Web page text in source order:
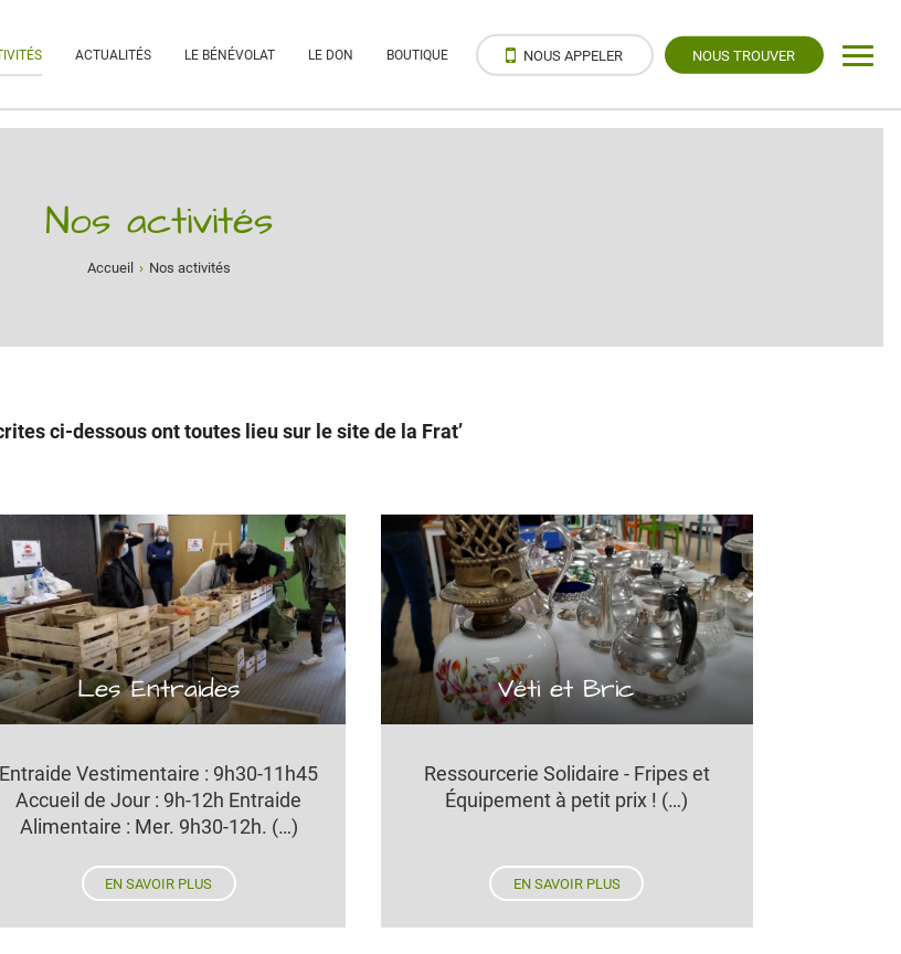
ACTUALITÉS LE BÉNÉVOLAT LE DON BOUTIQUE NOUS APPELER NOUS TROUVER
Nos activités
Accueil › Nos activités
ci-dessous ont toutes lieu sur le site de la Frat’
Les Entraides
Entraide Vestimentaire : 9h30-11h45
Accueil de Jour : 9h-12h Entraide
Alimentaire : Mer. 9h30-12h. (…)
EN SAVOIR PLUS
Véti et Bric
Ressourcerie Solidaire - Fripes et
Équipement à petit prix ! (…)
EN SAVOIR PLUS